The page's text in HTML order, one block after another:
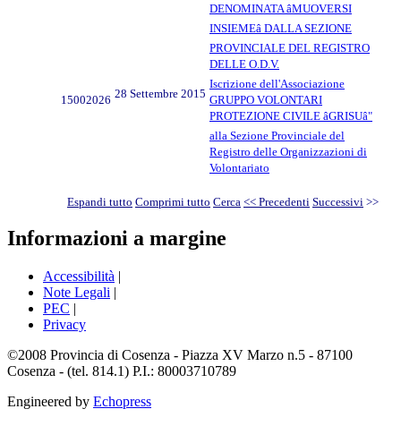
DENOMINATA âMUOVERSI
INSIEMEâ DALLA SEZIONE
PROVINCIALE DEL REGISTRO
DELLE O.D.V.
15002026 28 Settembre 2015
Iscrizione dell'Associazione
GRUPPO VOLONTARI
PROTEZIONE CIVILE âGRISUâ"
alla Sezione Provinciale del
Registro delle Organizzazioni di
Volontariato
Espandi tutto Comprimi tutto Cerca << Precedenti Successivi >>
Informazioni a margine
Accessibilità |
Note Legali |
PEC |
Privacy
©2008 Provincia di Cosenza - Piazza XV Marzo n.5 - 87100
Cosenza - (tel. 814.1) P.I.: 80003710789
Engineered by Echopress